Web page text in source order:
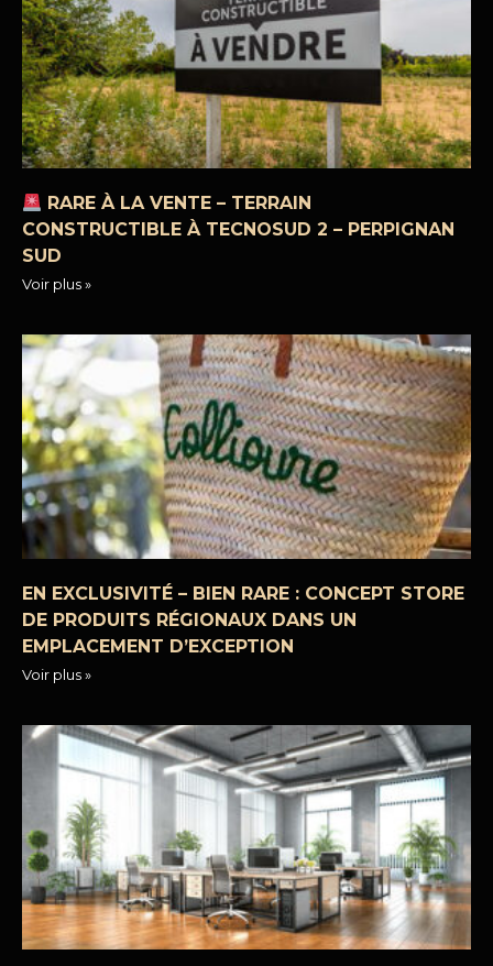
RARE À LA VENTE – TERRAIN
CONSTRUCTIBLE À TECNOSUD 2 – PERPIGNAN
SUD
Voir plus »
EN EXCLUSIVITÉ – BIEN RARE : CONCEPT STORE
DE PRODUITS RÉGIONAUX DANS UN
EMPLACEMENT D’EXCEPTION
Voir plus »